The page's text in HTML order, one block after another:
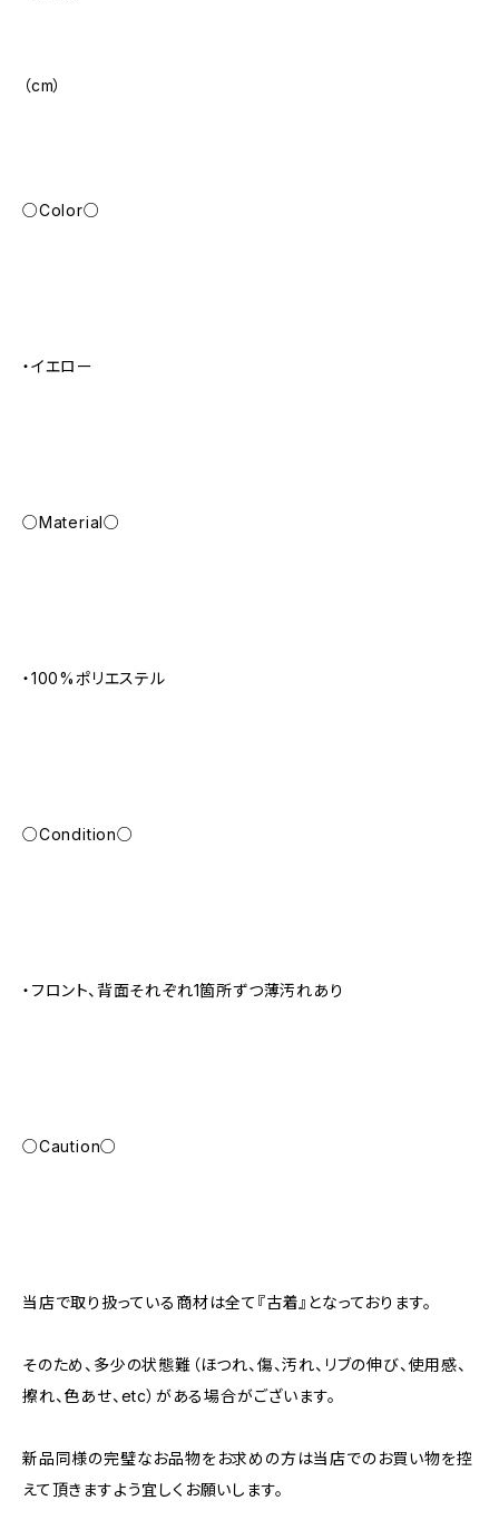
（cm）
○Color○
・イエロー
○Material○
・100%ポリエステル
○Condition○
・フロント、背面それぞれ1箇所ずつ薄汚れあり
○Caution○
当店で取り扱っている商材は全て『古着』となっております。
そのため、多少の状態難（ほつれ、傷、汚れ、リブの伸び、使用感、
擦れ、色あせ、etc）がある場合がございます。
新品同様の完璧なお品物をお求めの方は当店でのお買い物を控
えて頂きますよう宜しくお願いします。